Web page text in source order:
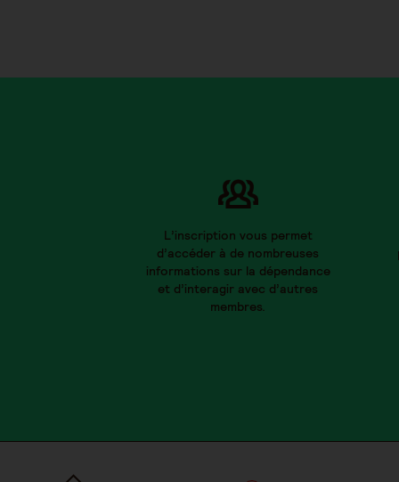
L’inscription vous permet
d’accéder à de nombreuses
informations sur la dépendance
et d’interagir avec d’autres
membres.